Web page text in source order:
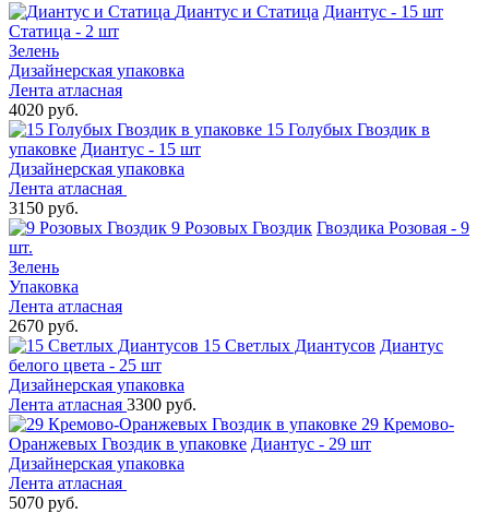
Диантус и Статица Диантус - 15 шт
Статица - 2 шт
Зелень
Дизайнерская упаковка
Лента атласная
4020 руб.
15 Голубых Гвоздик в
упаковке Диантус - 15 шт
Дизайнерская упаковка
Лента атласная
3150 руб.
9 Розовых Гвоздик Гвоздика Розовая - 9
шт.
Зелень
Упаковка
Лента атласная
2670 руб.
15 Светлых Диантусов Диантус
белого цвета - 25 шт
Дизайнерская упаковка
Лента атласная 3300 руб.
29 Кремово-
Оранжевых Гвоздик в упаковке Диантус - 29 шт
Дизайнерская упаковка
Лента атласная
5070 руб.